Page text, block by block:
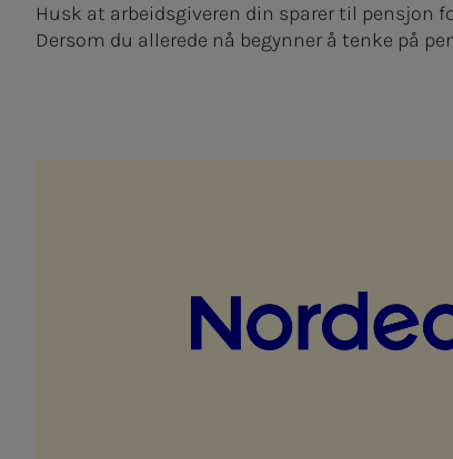
Husk at arbeidsgiveren din sparer til pensjon
Dersom du allerede nå begynner å tenke på